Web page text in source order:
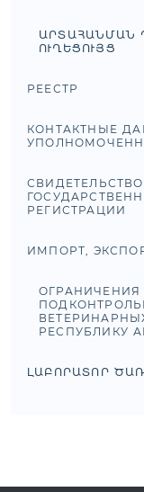
ԱՐՏԱՀԱՆՄԱՆ
ՈՒՂԵՑՈՒՅՑ
РЕЕСТР
КОНТАКТНЫЕ
РЕГИСТРАЦИИ
ИМПОРТ,
ОГРАНИЧЕНИЯ
РЕСПУБЛИКУ
ԼԱԲՈՐԱՏՈՐ